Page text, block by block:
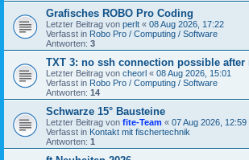
Grafisches ROBO Pro Coding
Letzter Beitrag von perlt « 08 Aug 2026, 17:22
Verfasst in Robo Pro / Computing / Software
Antworten: 3
TXT 3: no ssh connection possible after
Letzter Beitrag von cheorl « 08 Aug 2026, 15:01
Verfasst in Robo Pro / Computing / Software
Antworten: 14
Schwarze 15° Bausteine
Letzter Beitrag von fite-Team « 07 Aug 2026, 12:59
Verfasst in Kontakt mit fischertechnik
Antworten: 1